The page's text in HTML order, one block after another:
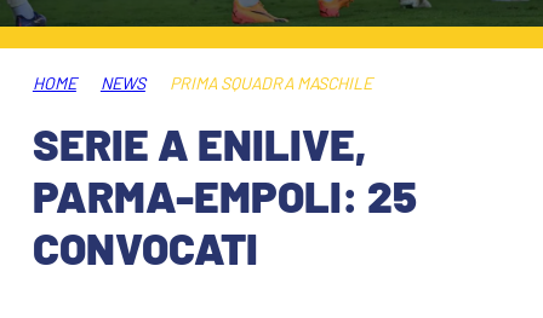
INFO BIGLIETTI
MUSEUM CLUB EXPERIENCE
TARDINI CARD
SHOP
HOSPITALITY
HOSPITALITY
MUSEUM CLUB EXPERIENCE
ESPORTS
HOME NEWS PRIMA SQUADRA MASCHILE
SERIE A ENILIVE,
PARMA-EMPOLI: 25
CONVOCATI